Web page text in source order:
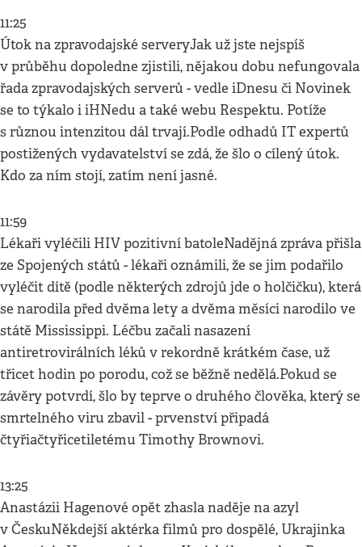
11:25
Útok na zpravodajské serveryJak už jste nejspíš
v průběhu dopoledne zjistili, nějakou dobu nefungovala
řada zpravodajských serverů - vedle iDnesu či Novinek
se to týkalo i iHNedu a také webu Respektu. Potíže
s různou intenzitou dál trvají.Podle odhadů IT expertů
postižených vydavatelství se zdá, že šlo o cílený útok.
Kdo za ním stojí, zatím není jasné.
11:59
Lékaři vyléčili HIV pozitivní batoleNadějná zpráva přišla
ze Spojených států - lékaři oznámili, že se jim podařilo
vyléčit dítě (podle některých zdrojů jde o holčičku), která
se narodila před dvěma lety a dvěma měsíci narodilo ve
státě Mississippi. Léčbu začali nasazení
antiretrovirálních léků v rekordně krátkém čase, už
třicet hodin po porodu, což se běžně nedělá.Pokud se
závěry potvrdí, šlo by teprve o druhého člověka, který se
smrtelného viru zbavil - prvenství připadá
čtyřiačtyřicetiletému Timothy Brownovi.
13:25
Anastázii Hagenové opět zhasla naděje na azyl
v ČeskuNěkdejší aktérka filmů pro dospělé, Ukrajinka